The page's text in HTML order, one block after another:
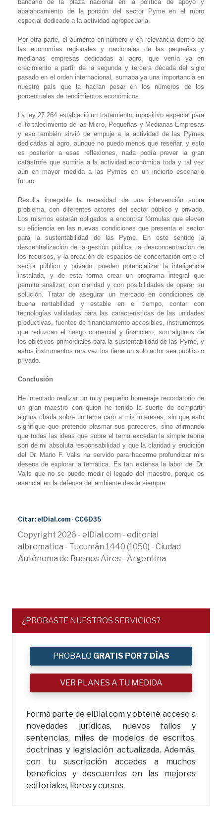
bancario de la plaza nacional en la política de apoyo y
apalancamiento de la porción del sector Pyme en el rubro
especial dedicado a la actividad agropecuaria.
Por otra parte, el aumento en número y en relevancia dentro de
las economías regionales y nacionales de las pequeñas y
medianas empresas dedicadas al agro, que venía ya en
crecimiento a partir de la segunda y tercera década del siglo
pasado en el orden internacional, sumaba ya una importancia en
nuestro país que la hacían pesar en los números de los
porcentuales de rendimientos económicos.
La ley 27.264 estableció un tratamiento impositivo especial para
el fortalecimiento de las Micro, Pequeñas y Medianas Empresas
y eso también sirvió de empuje a la actividad de las Pymes
dedicadas al agro, aunque no puedo menos que reseñar, y esto
es posterior a esas reflexiones, nada podía prever la gran
catástrofe que sumiría a la actividad económica toda y tal vez
aún en mayor medida a las Pymes en un incierto escenario
futuro.
Resulta innegable la necesidad de una intervención sobre
problema, con diferentes actores del sector público y privado.
Los mismos estarán obligados a encontrar fórmulas que eleven
su eficiencia en las nuevas condiciones que presenta el sector
para la sustentabilidad de las Pyme. En este sentido la
descentralización de la gestión pública, la desconcentración de
los recursos, y la creación de espacios de concertación entre el
sector público y privado, pueden potencializar la inteligencia
instalada, y de esta forma crear un programa integral que
permita analizar, con claridad y con posibilidades de operar su
solución. Tratar de asegurar un mercado en condiciones de
buena rentabilidad y estable en el tiempo, contar con
tecnologías validadas para las características de las unidades
productivas, fuentes de financiamiento accesibles, instrumentos
que reduzcan el riesgo comercial y financiero, son algunos de
los objetivos primordiales para la sustentabilidad de las Pyme, y
estos instrumentos rara vez los tiene un solo actor sea público o
privado.
Conclusión
He intentado realizar un muy pequeño homenaje recordatorio de
un gran maestro con quien he tenido la suerte de compartir
alguna charla sobre un tema caro a mis intereses, sin que esto
signifique que pretendo plasmar sus pareceres, sino afirmando
que todas las ideas que sobre el tema excedan la simple teoría
son de mi absoluta responsabilidad y que la claridad y erudición
del Dr. Mario F. Valls ha servido para hacerme profundizar mis
deseos de explorar la temática. Es tan extensa la labor del Dr.
Valls que no se puede medir el legado del maestro, porque es
esencial en la defensa del ambiente desde siempre.
Citar: elDial.com - CC6D35
Copyright 2026 - elDial.com - editorial
albrematica - Tucumán 1440 (1050) - Ciudad
Autónoma de Buenos Aires - Argentina
¿PROBASTE NUESTROS SERVICIOS?
PROBALO GRATIS POR 7 DÍAS
VER PLANES A TU MEDIDA
Formá parte de elDial.com y obtené acceso a
novedades jurídicas, nuevos fallos y
sentencias, miles de modelos de escritos,
doctrinas y legislación actualizada. Además,
con tu suscripción accedes a muchos
beneficios y descuentos en las mejores
editoriales, libros y cursos.